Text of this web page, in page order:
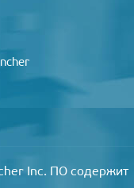
Inc. ПО содержит